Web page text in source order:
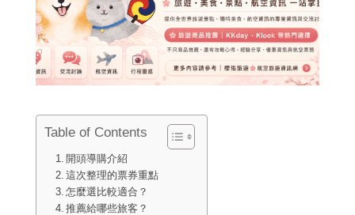
Table of Contents
開頭導購介紹
這次整理的票券重點
怎麼選比較適合？
推薦給哪些旅客？